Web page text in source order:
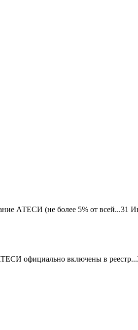
АТЕСИ (не более 5% от всей...31
официально включены в реестр...